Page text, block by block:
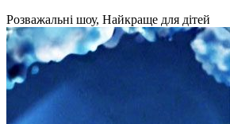
Розважальні шоу, Найкраще для дітей